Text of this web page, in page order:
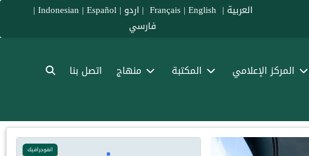
العربية |
Français
| English
| اردو |
Indonesian | Español
|
فارسي
المركز الإعلامي المكتبة منهاج اتصل بنا